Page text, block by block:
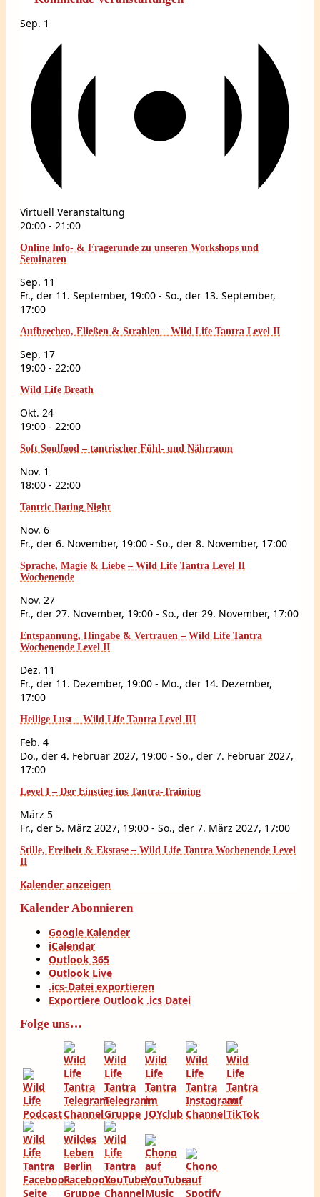
Sep. 1
Virtuell Veranstaltung
20:00 - 21:00
Online Info- & Fragerunde zu unseren Workshops und
Seminaren
Sep. 11
Fr., der 11. September, 19:00 - So., der 13. September,
17:00
Aufbrechen, Fließen & Strahlen – Wild Life Tantra Level II
Sep. 17
19:00 - 22:00
Wild Life Breath
Okt. 24
19:00 - 22:00
Soft Soulfood – tantrischer Fühl- und Nährraum
Nov. 1
18:00 - 22:00
Tantric Dating Night
Nov. 6
Fr., der 6. November, 19:00 - So., der 8. November, 17:00
Sprache, Magie & Liebe – Wild Life Tantra Level II
Wochenende
Nov. 27
Fr., der 27. November, 19:00 - So., der 29. November, 17:00
Entspannung, Hingabe & Vertrauen – Wild Life Tantra
Wochenende Level II
Dez. 11
Fr., der 11. Dezember, 19:00 - Mo., der 14. Dezember,
17:00
Heilige Lust – Wild Life Tantra Level III
Feb. 4
Do., der 4. Februar 2027, 19:00 - So., der 7. Februar 2027,
17:00
Level I – Der Einstieg ins Tantra-Training
März 5
Fr., der 5. März 2027, 19:00 - So., der 7. März 2027, 17:00
Stille, Freiheit & Ekstase – Wild Life Tantra Wochenende Level
II
Kalender anzeigen
Kalender Abonnieren
Google Kalender
iCalendar
Outlook 365
Outlook Live
.ics-Datei exportieren
Exportiere Outlook .ics Datei
Folge uns…